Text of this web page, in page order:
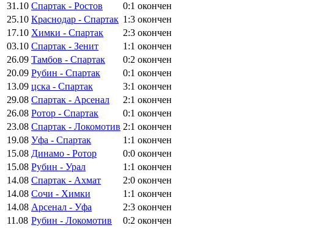
31.10 Спартак - Ростов 0:1 окончен
25.10 Краснодар - Спартак 1:3 окончен
17.10 Химки - Спартак 2:3 окончен
03.10 Спартак - Зенит 1:1 окончен
26.09 Тамбов - Спартак 0:2 окончен
20.09 Рубин - Спартак 0:1 окончен
13.09 цска - Спартак 3:1 окончен
29.08 Спартак - Арсенал 2:1 окончен
26.08 Ротор - Спартак 0:1 окончен
23.08 Спартак - Локомотив 2:1 окончен
19.08 Уфа - Спартак 1:1 окончен
15.08 Динамо - Ротор 0:0 окончен
15.08 Рубин - Урал 1:1 окончен
14.08 Спартак - Ахмат 2:0 окончен
14.08 Сочи - Химки 1:1 окончен
14.08 Арсенал - Уфа 2:3 окончен
11.08 Рубин - Локомотив 0:2 окончен